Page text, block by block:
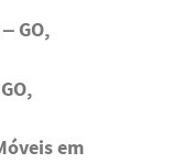
GO,
em